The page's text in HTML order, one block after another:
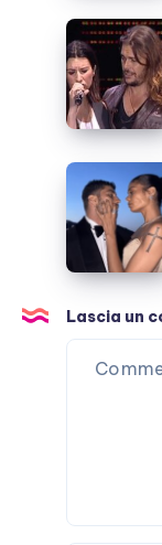
Gianluca
Grignani:
Destinazione
paradiso
scritta
per
Laura
Pausini?
Elodie
e
Iannone,
finita?
E
Marracash?
Lascia un